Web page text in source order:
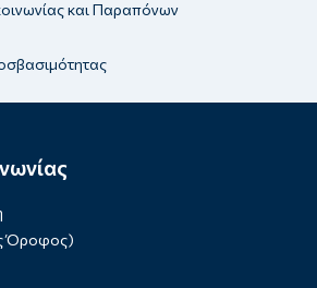
και Παραπόνων
Όροφος)